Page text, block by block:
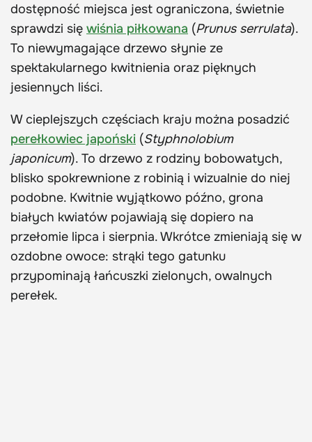
dostępność miejsca jest ograniczona, świetnie
sprawdzi się wiśnia piłkowana (Prunus serrulata).
To niewymagające drzewo słynie ze
spektakularnego kwitnienia oraz pięknych
jesiennych liści.
W cieplejszych częściach kraju można posadzić
perełkowiec japoński (Styphnolobium
japonicum). To drzewo z rodziny bobowatych,
blisko spokrewnione z robinią i wizualnie do niej
podobne. Kwitnie wyjątkowo późno, grona
białych kwiatów pojawiają się dopiero na
przełomie lipca i sierpnia. Wkrótce zmieniają się w
ozdobne owoce: strąki tego gatunku
przypominają łańcuszki zielonych, owalnych
perełek.